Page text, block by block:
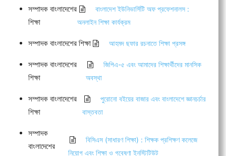
সম্পাদক বাংলাদেশের
শিক্ষা
বাংলাদেশ ইউনিভার্সিটি অফ প্রফেশনালস :
অনলাইন শিক্ষা কার্যক্রম
সম্পাদক বাংলাদেশের শিক্ষা আহমদ ছফার রচনাতে শিক্ষা প্রসঙ্গ
সম্পাদক বাংলাদেশের
শিক্ষা
জিপিএ-৫ এবং আমাদের শিক্ষার্থীদের মানসিক
অবস্থা
সম্পাদক বাংলাদেশের
শিক্ষা
পুরোনো বইয়ের বাজার এবং বাংলাদেশে জ্ঞানচর্চার
বাস্তবতা
সম্পাদক
বাংলাদেশের
বিসিএস (সাধারণ শিক্ষা) : শিক্ষক প্রশিক্ষণ কলেজে
নিয়োগ এবং শিক্ষা ও গবেষণা ইনস্টিটিউট